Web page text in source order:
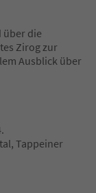
über die
Zirog zur
Ausblick über
Tappeiner